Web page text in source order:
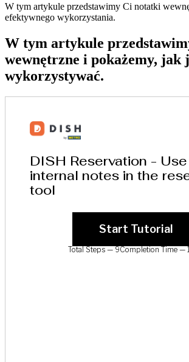
W tym artykule przedstawimy Ci notatki
efektywnego wykorzystania.
W tym artykule
wewnętrzne i pokażemy, jak
wykorzystywać.